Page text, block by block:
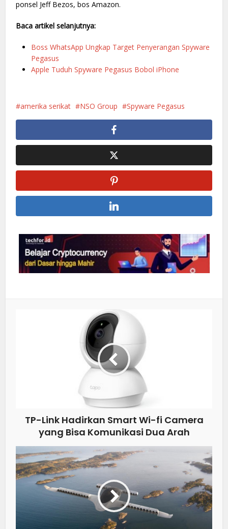
ponsel Jeff Bezos, bos Amazon.
Baca artikel selanjutnya:
Boss WhatsApp Ungkap Target Penyerangan Spyware
Pegasus
Apple Tuduh Spyware Pegasus Bobol iPhone
amerika serikat NSO Group Spyware Pegasus
TP-Link Hadirkan Smart Wi-fi Camera
yang Bisa Komunikasi Dua Arah